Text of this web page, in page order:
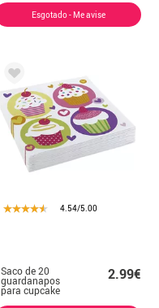
Esgotado - Me avise
4.54/5.00
Saco de 20
guardanapos
para cupcake
33x33 cm.
2.99€